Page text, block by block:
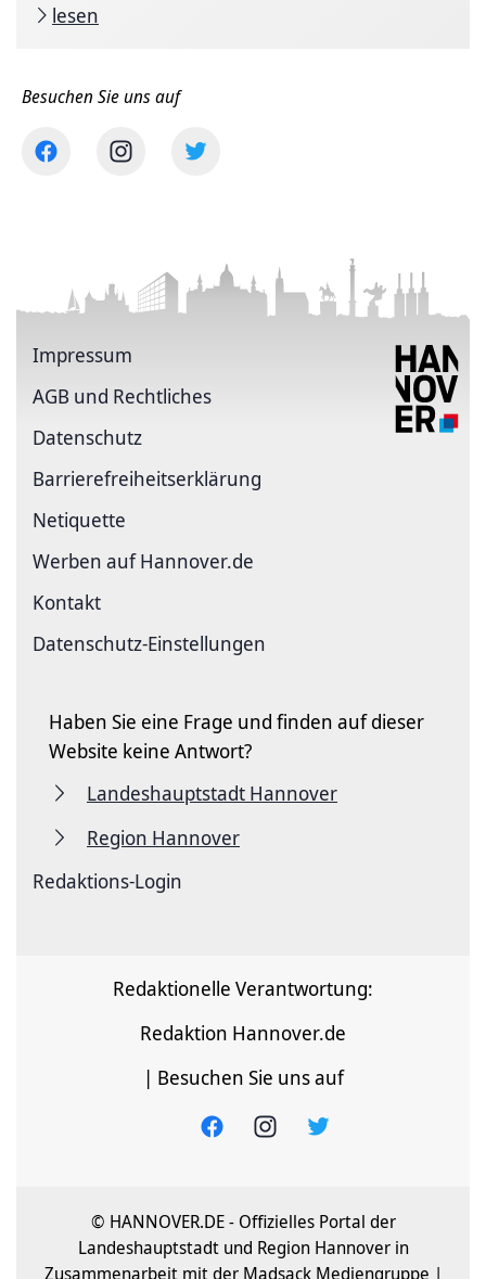
lesen
Besuchen Sie uns auf
Impressum
AGB und Rechtliches
Datenschutz
Barriere­freiheits­erklärung
Netiquette
Werben auf Hannover.de
Kontakt
Datenschutz-Einstellungen
Haben Sie eine Frage und finden auf dieser
Website keine Antwort?
Landeshauptstadt Hannover
Region Hannover
Redaktions-Login
Redaktionelle Verantwortung:
Redaktion Hannover.de
| Besuchen Sie uns auf
© HANNOVER.DE - Offizielles Portal der
Landeshauptstadt und Region Hannover in
Zusammenarbeit mit der Madsack Mediengruppe |